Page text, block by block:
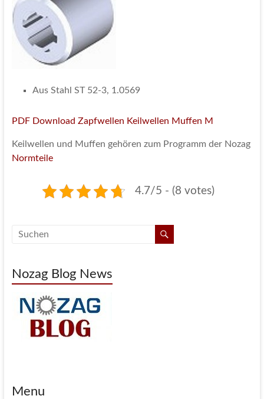
Aus Stahl ST 52-3, 1.0569
PDF Download Zapfwellen Keilwellen Muffen M
Keilwellen und Muffen gehören zum Programm der Nozag
Normteile
4.7/5 - (8 votes)
Nozag Blog News
Menu